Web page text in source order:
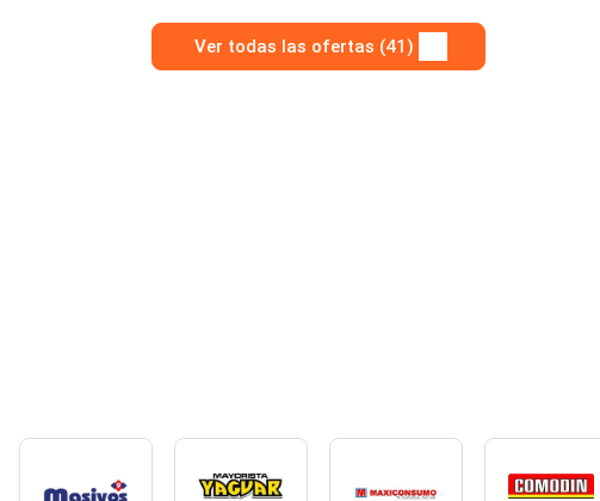
Ver todas las ofertas (41)